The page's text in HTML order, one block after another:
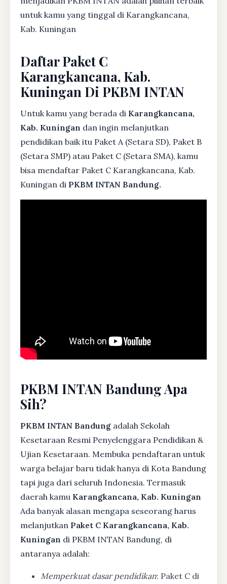
untuk kamu yang tinggal di Karangkancana,
Kab. Kuningan
Daftar Paket C
Karangkancana, Kab.
Kuningan Di PKBM INTAN
Untuk kamu yang berada di Karangkancana,
Kab. Kuningan dan ingin melanjutkan
pendidikan baik itu Paket A (Setara SD), Paket B
(Setara SMP) atau Paket C (Setara SMA), kamu
bisa mendaftar Paket C Karangkancana, Kab.
Kuningan di PKBM INTAN Bandung.
PKBM INTAN Bandung Apa
Sih?
PKBM INTAN Bandung adalah Sekolah
Kesetaraan Resmi Penyelenggara Pendidikan &
Ujian Kesetaraan. Membuka pendaftaran untuk
warga belajar baru tidak hanya di Kota Bandung
tapi juga dari seluruh Indonesia. Termasuk
daerah kamu Karangkancana, Kab. Kuningan
Ada banyak alasan mengapa seseorang harus
melanjutkan Paket C Karangkancana, Kab.
Kuningan di PKBM INTAN Bandung, di
antaranya adalah:
Memperkuat dasar pendidikan: Paket C di